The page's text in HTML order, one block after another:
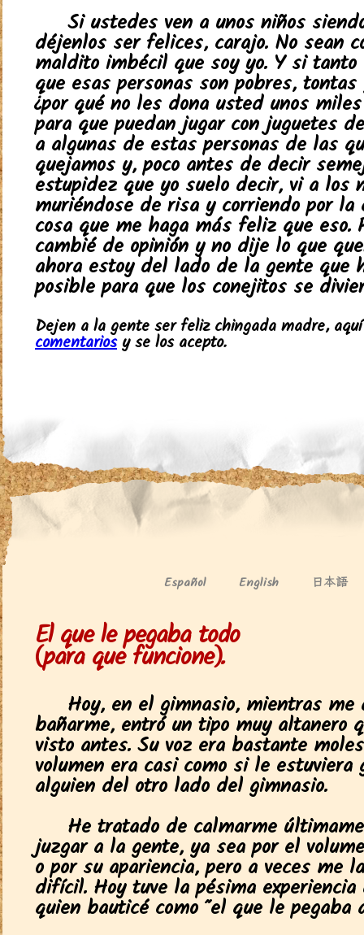
Si ustedes ven a unos niños
déjenlos ser felices, carajo. No sean
maldito imbécil que soy yo. Y si tanto
que esas personas son pobres,
¿por qué no les dona usted unos
para que puedan jugar con juguetes
a algunas de estas personas de las
quejamos y, poco antes de decir
estupidez que yo suelo decir, vi a los
muriéndose de risa y corriendo por la
cosa que me haga más feliz que eso.
cambié de opinión y no dije lo que
ahora estoy del lado de la gente que
posible para que los conejitos se
Dejen a la gente ser feliz chingada madre,
comentariosy se los acepto.
Español English 日本語
El que le pegaba todo
(para que funcione).
Hoy, en el gimnasio, mientras me
bañarme, entró un tipo muy altanero
visto antes. Su voz era bastante
volumen era casi como si le estuviera
alguien del otro lado del gimnasio.
He tratado de calmarme
juzgar a la gente, ya sea por el
o por su apariencia, pero a veces me
difícil. Hoy tuve la pésima experiencia
quien bauticé como "el que le pegaba